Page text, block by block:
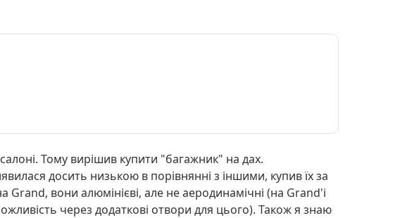
Тому вирішив купити "багажник" на дах.
досить низькою в порівнянні з іншими, купив їх за
вони алюмінієві, але не аеродинамічні (на Grand'і
через додаткові отвори для цього). Також я знаю